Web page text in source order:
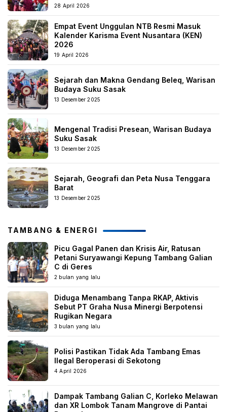
28 April 2026
Empat Event Unggulan NTB Resmi Masuk
Kalender Karisma Event Nusantara (KEN)
2026
19 April 2026
Sejarah dan Makna Gendang Beleq, Warisan
Budaya Suku Sasak
13 Desember 2025
Mengenal Tradisi Presean, Warisan Budaya
Suku Sasak
13 Desember 2025
Sejarah, Geografi dan Peta Nusa Tenggara
Barat
13 Desember 2025
TAMBANG & ENERGI
Picu Gagal Panen dan Krisis Air, Ratusan
Petani Suryawangi Kepung Tambang Galian
C di Geres
2 bulan yang lalu
Diduga Menambang Tanpa RKAP, Aktivis
Sebut PT Graha Nusa Minergi Berpotensi
Rugikan Negara
3 bulan yang lalu
Polisi Pastikan Tidak Ada Tambang Emas
Ilegal Beroperasi di Sekotong
4 April 2026
Dampak Tambang Galian C, Korleko Melawan
dan XR Lombok Tanam Mangrove di Pantai